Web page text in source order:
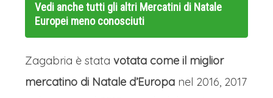
Vedi anche tutti gli altri Mercatini di Natale
Europei meno conosciuti
Zagabria è stata votata come il miglior
mercatino di Natale d’Europa nel 2016, 2017